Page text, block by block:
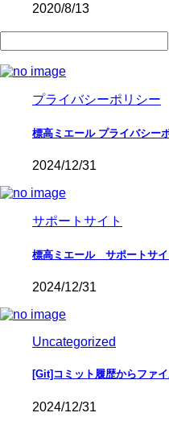
2020/8/13
プライバシーポリシー
標高ミエール プライバシー
2024/12/31
サポートサイト
標高ミエール サポートサイ
2024/12/31
Uncategorized
[Git]コミット履歴からファ
2024/12/31